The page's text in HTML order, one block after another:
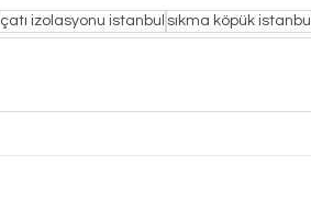
çatı izolasyonu istanbul sıkma köpük istanbul